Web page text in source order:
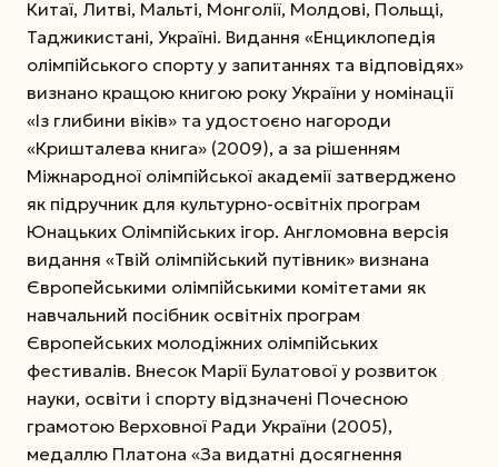
Китаї, Литві, Мальті, Монголії, Молдові, Польщі,
Таджикистані, Україні. Видання «Енциклопедія
олімпійського спорту у запитаннях та відповідях»
визнано кращою книгою року України у номінації
«Із глибини віків» та удостоєно нагороди
«Кришталева книга» (2009), а за рішенням
Міжнародної олімпійської академії затверджено
як підручник для культурно-освітніх програм
Юнацьких Олімпійських ігор. Англомовна версія
видання «Твій олімпійський путівник» визнана
Європейськими олімпійськими комітетами як
навчальний посібник освітніх програм
Європейських молодіжних олімпійських
фестивалів. Внесок Марії Булатової у розвиток
науки, освіти і спорту відзначені Почесною
грамотою Верховної Ради України (2005),
медаллю Платона «За видатні досягнення